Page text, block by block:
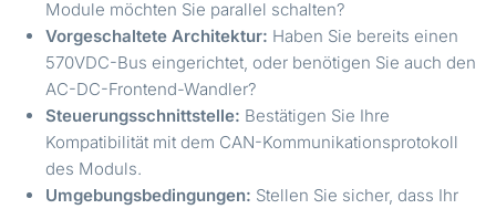
Module möchten Sie parallel schalten?
Vorgeschaltete Architektur: Haben Sie bereits einen
570VDC-Bus eingerichtet, oder benötigen Sie auch den
AC-DC-Frontend-Wandler?
Steuerungsschnittstelle: Bestätigen Sie Ihre
Kompatibilität mit dem CAN-Kommunikationsprotokoll
des Moduls.
Umgebungsbedingungen: Stellen Sie sicher, dass Ihr